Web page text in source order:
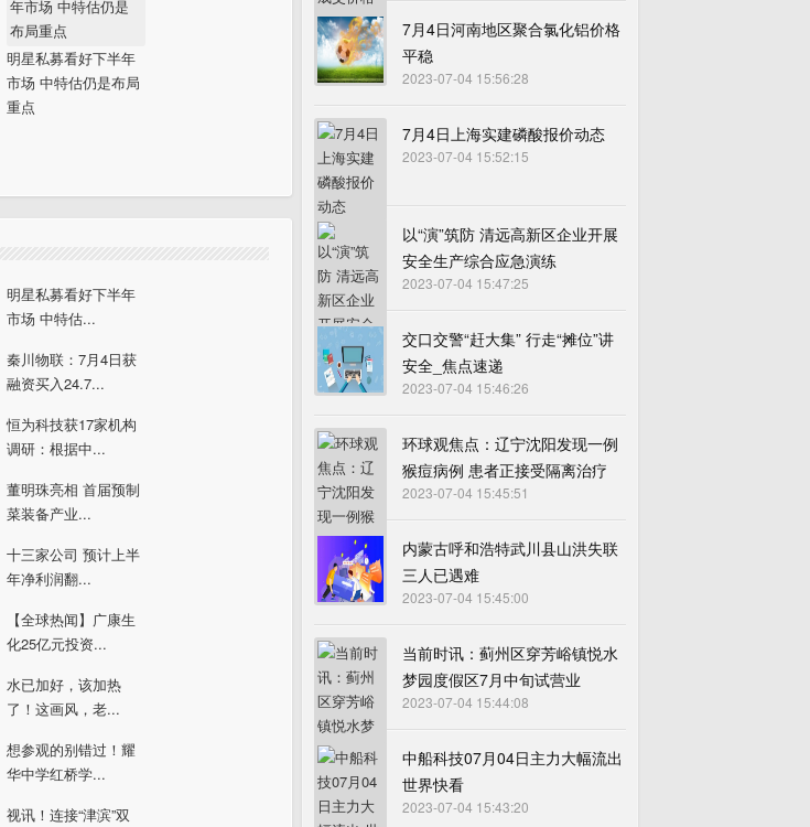
明星私募看好下半年
市场 中特估仍是布局
重点
明星私募看好下半年
市场 中特估...
秦川物联：7月4日获
融资买入24.7...
恒为科技获17家机构
调研：根据中...
董明珠亮相 首届预制
菜装备产业...
十三家公司 预计上半
年净利润翻...
【全球热闻】广康生
化25亿元投资...
水已加好，该加热
了！这画风，老...
想参观的别错过！耀
华中学红桥学...
视讯！连接“津滨”双
7月4日河南地区聚合氯化铝价格
平稳
2023-07-04 15:56:28
7月4日上海实建磷酸报价动态
2023-07-04 15:52:15
以“演”筑防 清远高新区企业开展
安全生产综合应急演练
2023-07-04 15:47:25
交口交警“赶大集” 行走“摊位”讲
安全_焦点速递
2023-07-04 15:46:26
环球观焦点：辽宁沈阳发现一例
猴痘病例 患者正接受隔离治疗
2023-07-04 15:45:51
内蒙古呼和浩特武川县山洪失联
三人已遇难
2023-07-04 15:45:00
当前时讯：蓟州区穿芳峪镇悦水
梦园度假区7月中旬试营业
2023-07-04 15:44:08
中船科技07月04日主力大幅流出
世界快看
2023-07-04 15:43:20